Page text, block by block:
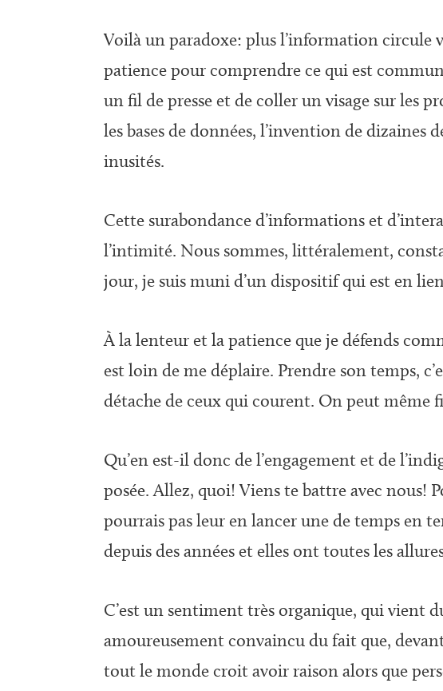
Voilà un paradoxe: plus l’information circule
patience pour comprendre ce qui est
un fil de presse et de coller un visage sur les
les bases de données, l’invention de
inusités.
Cette surabondance d’informations et
l’intimité. Nous sommes, littéralement,
jour, je suis muni d’un dispositif qui est en
À la lenteur et la patience que je défends
est loin de me déplaire. Prendre son temps,
détache de ceux qui courent. On peut même
Qu’en est-il donc de l’engagement et de
posée. Allez, quoi! Viens te battre avec nous!
pourrais pas leur en lancer une de temps en
depuis des années et elles ont toutes les
C’est un sentiment très organique, qui vient
amoureusement convaincu du fait que,
tout le monde croit avoir raison alors que